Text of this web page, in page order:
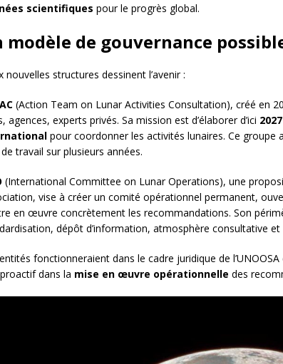
scientifiques pour le progrès global.
modèle de gouvernance possible
nouvelles structures dessinent l’avenir :
(Action Team on Lunar Activities Consultation), créé en
agences, experts privés. Sa mission est d’élaborer d’ici
pour coordonner les activités lunaires. Ce groupe
travail sur plusieurs années.
(International Committee on Lunar Operations), une
vise à créer un comité opérationnel permanent,
en œuvre concrètement les recommandations. Son
dépôt d’information, atmosphère consultative
fonctionneraient dans le cadre juridique de
dans la mise en œuvre opérationnelle des